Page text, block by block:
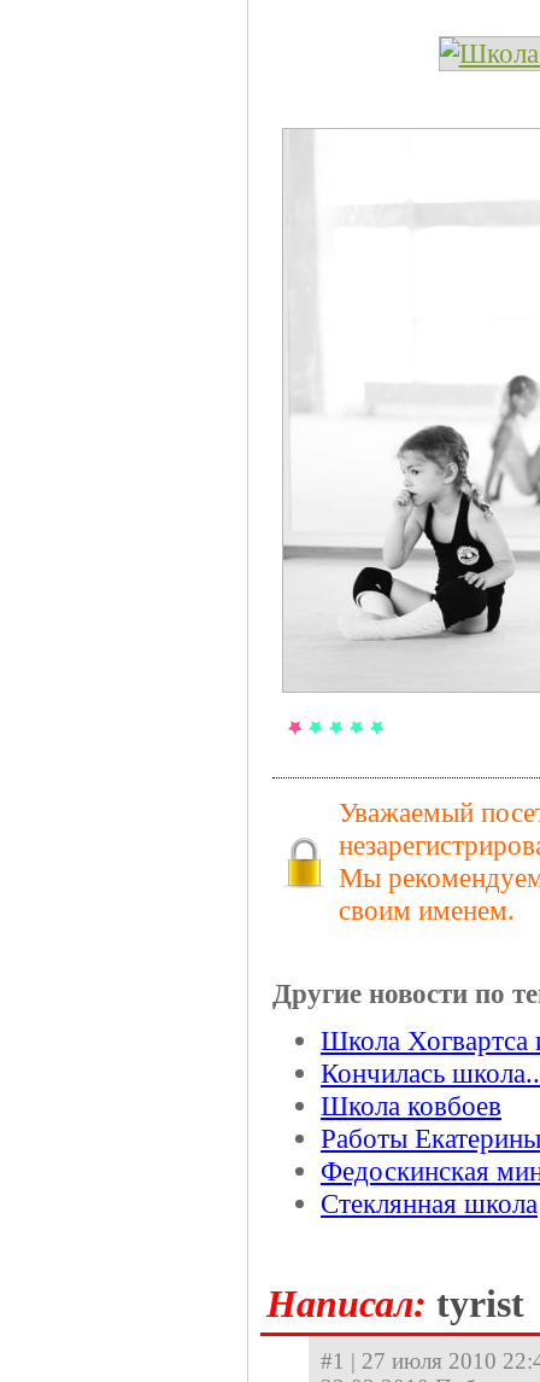
Уважаемый
Мы рекомендуем
своим именем.
Другие новости по
Школа
Кончилась
Школа ковбоев
Работы
Федоскинская
Стеклянная школа
Hаписал: tyrist
#1 | 27 июля 2010